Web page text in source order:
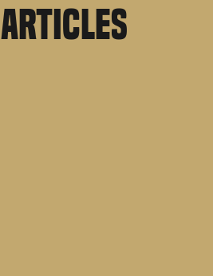
articles